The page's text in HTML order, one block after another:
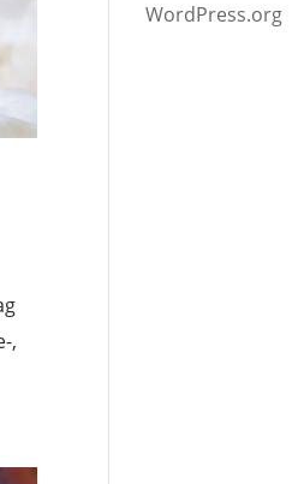
,
WordPress.org